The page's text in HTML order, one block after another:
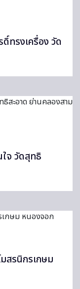
ทรงเครื่อง วัด
จ วัดสุทธิ
สรนิกรเกษม